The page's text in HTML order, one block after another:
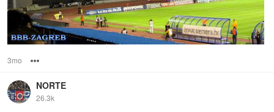
3mo
NORTE
26.3k